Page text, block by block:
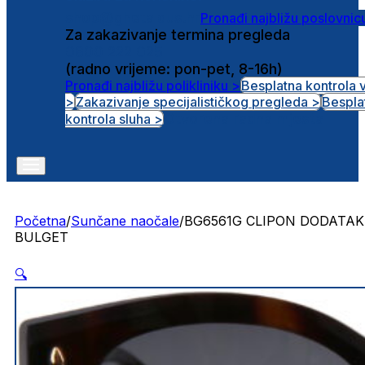
Pronađi najbližu
Za zakazivanje termina pregleda
(radno vrijeme: pon-pet, 8-16h)
Pronađi najbližu polikliniku >Besplatna kontrola
>Zakazivanje specijalističkog pregleda >
kontrola sluha >
Početna/Sunčane naočale/BG6561G CLIPON DODATAK
BULGET
🔍